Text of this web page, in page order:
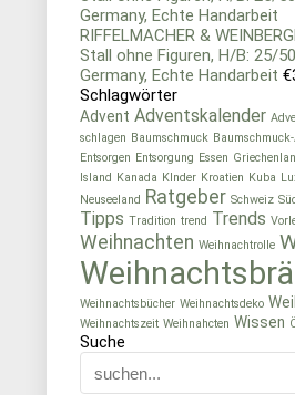
RIFFELMACHER &
Stall ohne Figuren, H/B: 25/
Germany, Echte Handarbeit €
Schlagwörter
Advent Adventskalender
schlagen Baumschmuck
Entsorgen Entsorgung Essen
Island Kanada KInder Kroatien Kuba
Neuseeland Ratgeber Schweiz
Tipps Tradition trend Trends
Weihnachten Weihnachtrolle
Weihnachtsbücher Weihnachtsdeko
Weihnachtszeit Weihnahcten Wissen
Suche